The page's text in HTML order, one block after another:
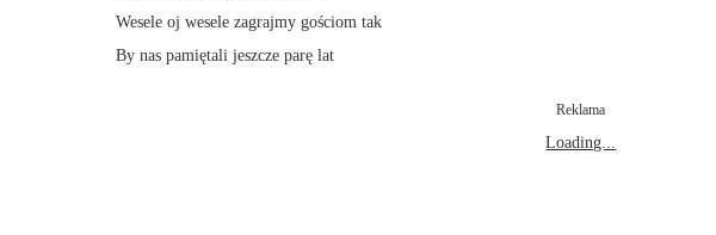
Wesele oj wesele zagrajmy gościom tak
By nas pamiętali jeszcze parę lat
Reklama
Loading...